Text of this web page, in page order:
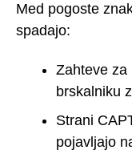
Med pogoste
spadajo:
Zahteve za
brskalniku
Strani
pojavljajo